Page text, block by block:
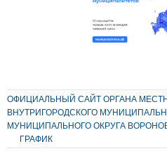
ОФИЦИАЛЬНЫЙ САЙТ ОРГАНА
ВНУТРИГОРОДСКОГО
МУНИЦИПАЛЬНОГО ОКРУГА
ГРАФИК